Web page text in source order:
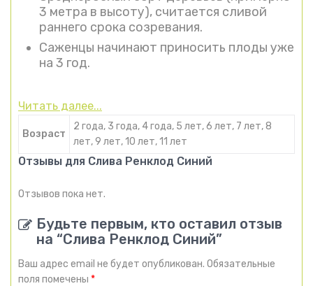
3 метра в высоту), считается сливой
раннего срока созревания.
Саженцы начинают приносить плоды уже
на 3 год.
Читать далее...
Возраст
2 года, 3 года, 4 года, 5 лет, 6 лет, 7 лет, 8
лет, 9 лет, 10 лет, 11 лет
Отзывы для Слива Ренклод Синий
Отзывов пока нет.
Будьте первым, кто оставил отзыв
на “Слива Ренклод Синий”
Ваш адрес email не будет опубликован. Обязательные
поля помечены *